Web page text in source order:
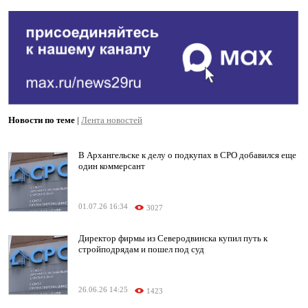
Новости по теме | Лента новостей
В Архангельске к делу о подкупах в СРО добавился еще
один коммерсант
01.07.26 16:34 3027
Директор фирмы из Северодвинска купил путь к
стройподрядам и пошел под суд
26.06.26 14:25 1423